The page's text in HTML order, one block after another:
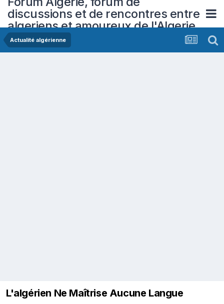
discussions et de rencontres entre
algeriens et amoureux de l'Algerie
Actualité algérienne
L'algérien Ne Maîtrise Aucune Langue